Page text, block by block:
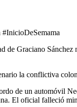
de Graciano
la conflictiva
de un automóvil
El oficial falleció